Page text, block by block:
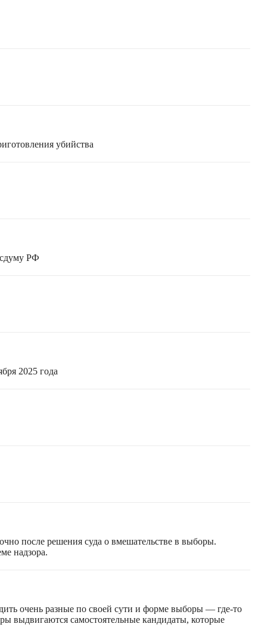
убийства
РФ
2025 года
после решения суда о вмешательстве в выборы.
надзора.
очень разные по своей сути и форме выборы — где-то
выдвигаются самостоятельные кандидаты, которые